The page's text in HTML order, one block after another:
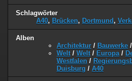
Schlagwörter
A40, Brücken, Dortmund,
Alben
Architektur / Bauwerke /
Welt / Welt / Europa /
Westfalen /
Duisburg / A40